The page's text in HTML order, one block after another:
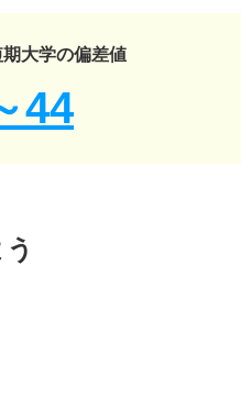
大学の偏差値
44